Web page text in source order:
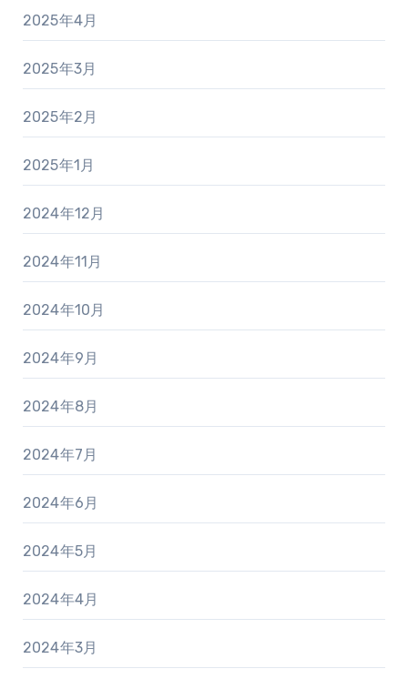
2025年4月
2025年3月
2025年2月
2025年1月
2024年12月
2024年11月
2024年10月
2024年9月
2024年8月
2024年7月
2024年6月
2024年5月
2024年4月
2024年3月